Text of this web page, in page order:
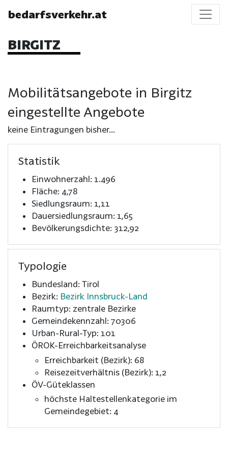
bedarfsverkehr.at
BIRGITZ
Mobilitätsangebote in Birgitz
eingestellte Angebote
keine Eintragungen bisher...
Statistik
Einwohnerzahl: 1.496
Fläche: 4,78
Siedlungsraum: 1,11
Dauersiedlungsraum: 1,65
Bevölkerungsdichte: 312,92
Typologie
Bundesland: Tirol
Bezirk: Bezirk Innsbruck-Land
Raumtyp: zentrale Bezirke
Gemeindekennzahl: 70306
Urban-Rural-Typ: 101
ÖROK-Erreichbarkeitsanalyse
Erreichbarkeit (Bezirk): 68
Reisezeitverhältnis (Bezirk): 1,2
ÖV-Güteklassen
höchste Haltestellenkategorie im
Gemeindegebiet: 4